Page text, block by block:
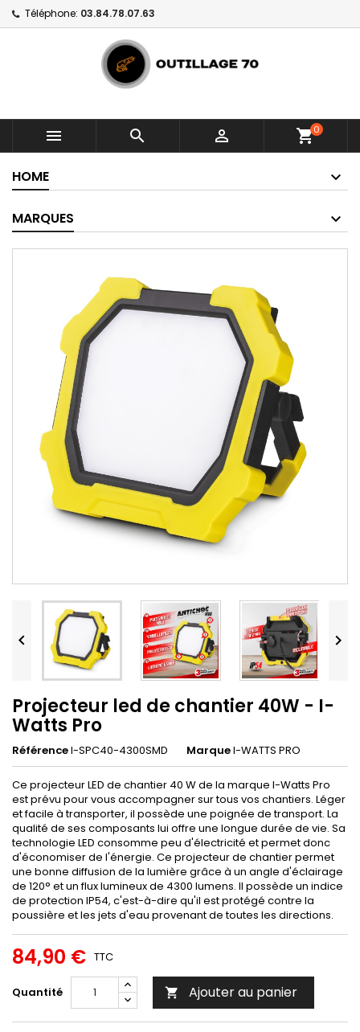
Téléphone: 03.84.78.07.63
   shopping_cart0
HOME
MARQUES
 
Projecteur led de chantier 40W - I-
Watts Pro
RéférenceI-SPC40-4300SMD MarqueI-WATTS PRO
Ce projecteur LED de chantier 40 W de la marque I-Watts Pro
est prévu pour vous accompagner sur tous vos chantiers. Léger
et facile à transporter, il possède une poignée de transport. La
qualité de ses composants lui offre une longue durée de vie. Sa
technologie LED consomme peu d'électricité et permet donc
d'économiser de l'énergie. Ce projecteur de chantier permet
une bonne diffusion de la lumière grâce à un angle d'éclairage
de 120° et un flux lumineux de 4300 lumens. Il possède un indice
de protection IP54, c'est-à-dire qu'il est protégé contre la
poussière et les jets d'eau provenant de toutes les directions.
84,90 € TTC
Quantité  Ajouter au panier